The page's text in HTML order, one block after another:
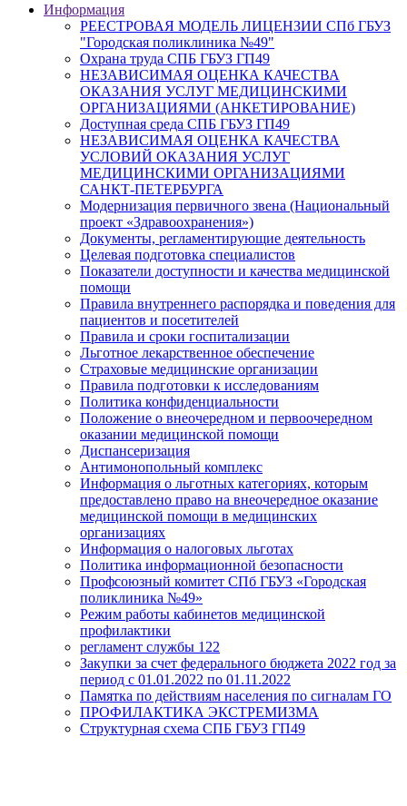
Информация
РЕЕСТРОВАЯ МОДЕЛЬ ЛИЦЕНЗИИ СПб ГБУЗ
"Городская поликлиника №49"
Охрана труда СПБ ГБУЗ ГП49
НЕЗАВИСИМАЯ ОЦЕНКА КАЧЕСТВА
ОКАЗАНИЯ УСЛУГ МЕДИЦИНСКИМИ
ОРГАНИЗАЦИЯМИ (АНКЕТИРОВАНИЕ)
Доступная среда СПБ ГБУЗ ГП49
НЕЗАВИСИМАЯ ОЦЕНКА КАЧЕСТВА
УСЛОВИЙ ОКАЗАНИЯ УСЛУГ
МЕДИЦИНСКИМИ ОРГАНИЗАЦИЯМИ
САНКТ-ПЕТЕРБУРГА
Модернизация первичного звена (Национальный
проект «Здравоохранения»)
Документы, регламентирующие деятельность
Целевая подготовка специалистов
Показатели доступности и качества медицинской
помощи
Правила внутреннего распорядка и поведения для
пациентов и посетителей
Правила и сроки госпитализации
Льготное лекарственное обеспечение
Страховые медицинские организации
Правила подготовки к исследованиям
Политика конфиденциальности
Положение о внеочередном и первоочередном
оказании медицинской помощи
Диспансеризация
Антимонопольный комплекс
Информация о льготных категориях, которым
предоставлено право на внеочередное оказание
медицинской помощи в медицинских
организациях
Информация о налоговых льготах
Политика информационной безопасности
Профсоюзный комитет СПб ГБУЗ «Городская
поликлиника №49»
Режим работы кабинетов медицинской
профилактики
регламент службы 122
Закупки за счет федерального бюджета 2022 год за
период с 01.01.2022 по 01.11.2022
Памятка по действиям населения по сигналам ГО
ПРОФИЛАКТИКА ЭКСТРЕМИЗМА
Структурная схема СПБ ГБУЗ ГП49